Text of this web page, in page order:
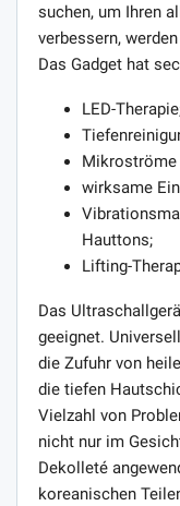
suchen, um Ihren
verbessern,
Das Gadget hat
LED-
Mikroströme
wirksame
Hauttons;
Lifting-
Das
geeignet.
die Zufuhr von
die tiefen
Vielzahl von
nicht nur im
Dekolleté
koreanischen